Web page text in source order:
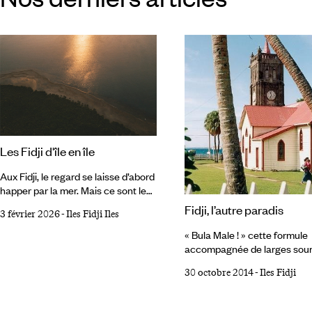
Les Fidji d'île en île
Aux Fidji, le regard se laisse d’abord
happer par la mer. Mais ce sont les
longtemps. Sous l’éclat des lagons,
3 février 2026-Iles Fidji Iles Fidji, l’autre paradis
« Bula Male ! » cette formule
accompagnée de larges
meke, vous accueille dès
30 octobre 2014-Iles Fidji